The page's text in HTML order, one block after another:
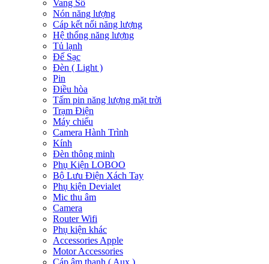
Vang Số
Nón năng lượng
Cáp kết nối năng lượng
Hệ thống năng lượng
Tủ lạnh
Đế Sạc
Đèn ( Light )
Pin
Điều hòa
Tấm pin năng lượng mặt trời
Trạm Điện
Máy chiếu
Camera Hành Trình
Kính
Đèn thông minh
Phụ Kiện LOBOO
Bộ Lưu Điện Xách Tay
Phụ kiện Devialet
Mic thu âm
Camera
Router Wifi
Phụ kiện khác
Accessories Apple
Motor Accessories
Cáp âm thanh ( Aux )